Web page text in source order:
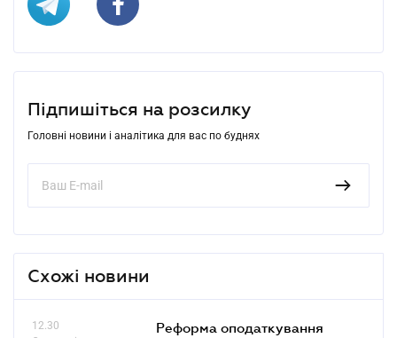
Підпишіться на розсилку
Головні новини і аналітика для вас по буднях
Схожі новини
12.30
Реформа оподаткування